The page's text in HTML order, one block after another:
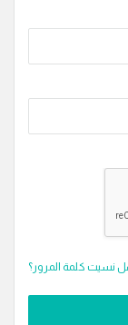
نسيت كلمة المرور؟